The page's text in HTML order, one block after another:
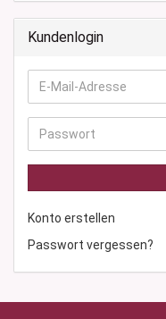
Kundenlogin
E-
Mail-
Adresse
Passwort
Konto erstellen
Passwort vergessen?